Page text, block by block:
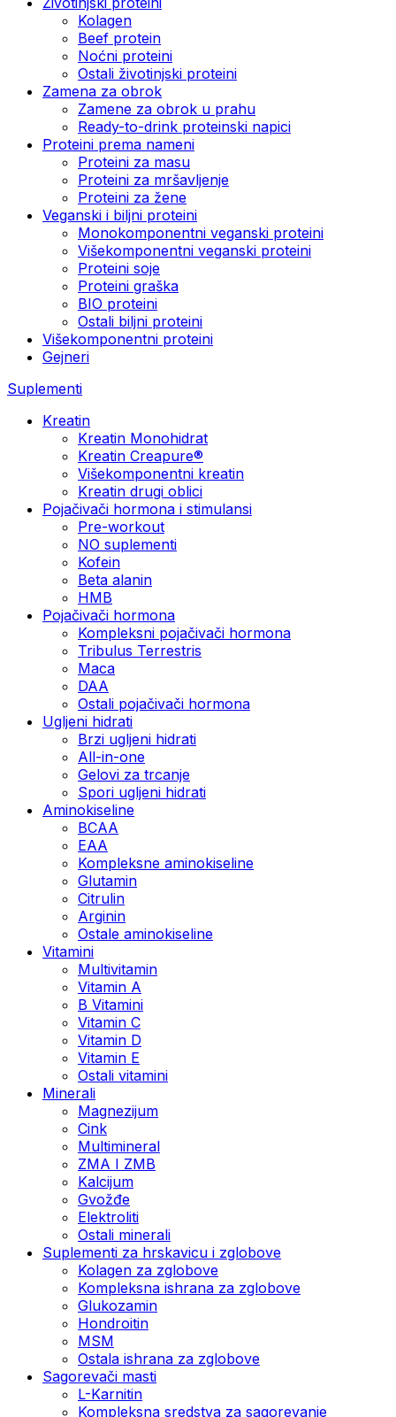
Kolagen
Beef protein
Noćni proteini
Ostali životinjski proteini
Zamena za obrok
Zamene za obrok u prahu
Ready-to-drink proteinski napici
Proteini prema nameni
Proteini za masu
Proteini za mršavljenje
Proteini za žene
Veganski i biljni proteini
Monokomponentni veganski proteini
Višekomponentni veganski proteini
Proteini soje
Proteini graška
BIO proteini
Ostali biljni proteini
Višekomponentni proteini
Gejneri
Suplementi
Kreatin
Kreatin Monohidrat
Kreatin Creapure®
Višekomponentni kreatin
Kreatin drugi oblici
Pojačivači hormona i stimulansi
Pre-workout
NO suplementi
Kofein
Beta alanin
HMB
Pojačivači hormona
Kompleksni pojačivači hormona
Tribulus Terrestris
Maca
DAA
Ostali pojačivači hormona
Ugljeni hidrati
Brzi ugljeni hidrati
All-in-one
Gelovi za trcanje
Spori ugljeni hidrati
Aminokiseline
BCAA
ЕАА
Kompleksne aminokiseline
Glutamin
Citrulin
Arginin
Ostale aminokiseline
Vitamini
Multivitamin
Vitamin A
B Vitamini
Vitamin C
Vitamin D
Vitamin E
Ostali vitamini
Minerali
Magnezijum
Cink
Multimineral
ZMA I ZMB
Kalcijum
Gvožđe
Elektroliti
Ostali minerali
Suplementi za hrskavicu i zglobove
Kolagen za zglobove
Kompleksna ishrana za zglobove
Glukozamin
Hondroitin
MSM
Ostala ishrana za zglobove
Sagorevači masti
L-Karnitin
Kompleksna sredstva za sagorevanje